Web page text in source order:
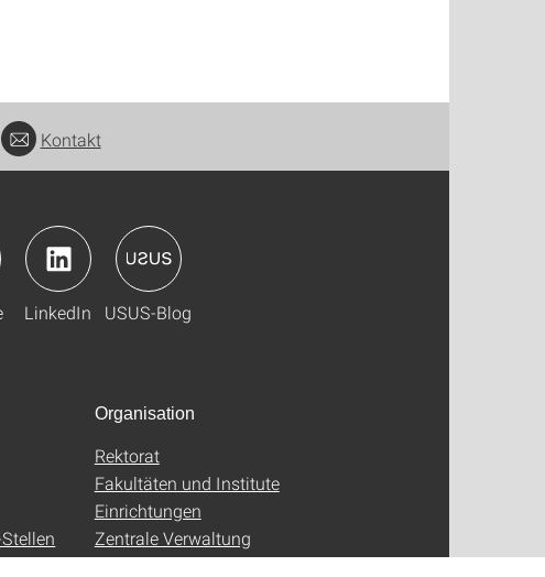
Kontakt
LinkedIn USUS-Blog
Organisation
Rektorat
Fakultäten und Institute
Einrichtungen
Zentrale Verwaltung